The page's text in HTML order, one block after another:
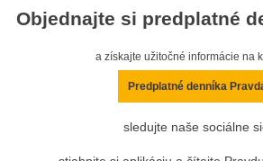
Objednajte si predplatné
a získajte užitočné informácie na
Predplatné denníka
sledujte naše sociálne